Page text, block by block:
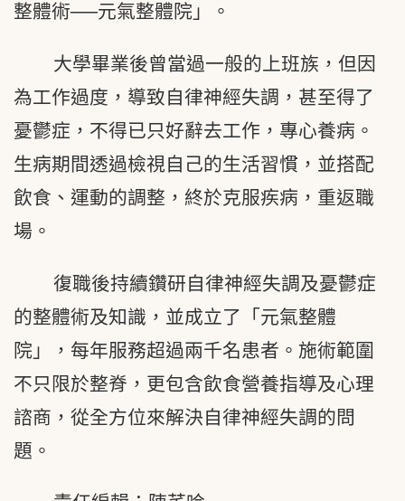
整體術──元氣整體院」。
大學畢業後曾當過一般的上班族，但因
為工作過度，導致自律神經失調，甚至得了
憂鬱症，不得已只好辭去工作，專心養病。
生病期間透過檢視自己的生活習慣，並搭配
飲食、運動的調整，終於克服疾病，重返職
場。
復職後持續鑽研自律神經失調及憂鬱症
的整體術及知識，並成立了「元氣整體
院」，每年服務超過兩千名患者。施術範圍
不只限於整脊，更包含飲食營養指導及心理
諮商，從全方位來解決自律神經失調的問
題。